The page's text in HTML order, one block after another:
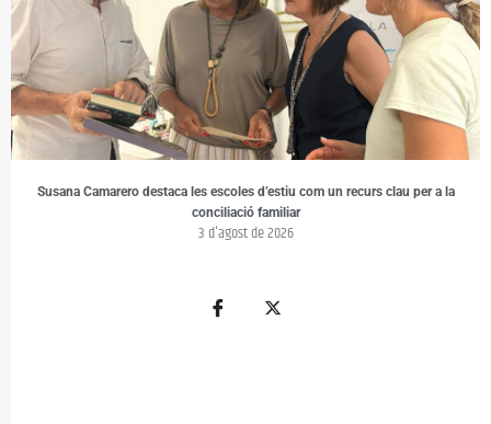
Susana Camarero destaca les escoles d’estiu com un recurs clau per a la
conciliació familiar
3 d'agost de 2026